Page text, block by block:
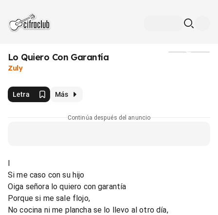
Lo Quiero Con Garantía
Zuly
Letra Más
Continúa después del anuncio
I
Si me caso con su hijo
Oiga señora lo quiero con garantía
Porque si me sale flojo,
No cocina ni me plancha se lo llevo al otro día,